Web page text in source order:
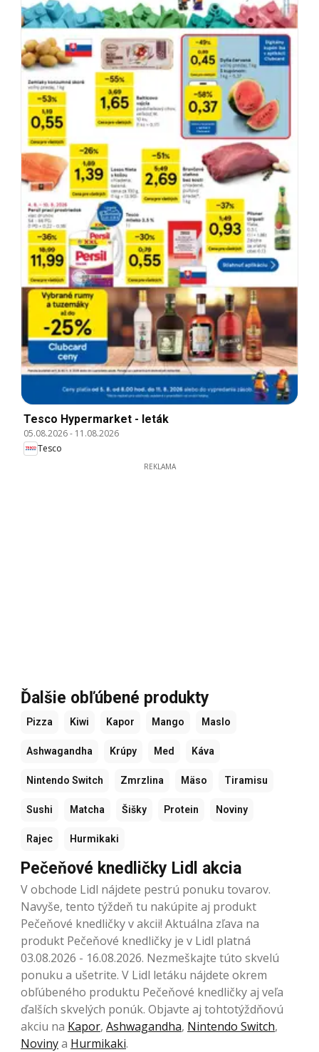
Tesco Hypermarket - leták
05.08.2026- 11.08.2026
Tesco
REKLAMA
Ďalšie obľúbené produkty
Pizza Kiwi Kapor Mango Maslo
Ashwagandha Krúpy Med Káva
Nintendo Switch Zmrzlina Mäso Tiramisu
Sushi Matcha Šišky Protein Noviny
Rajec Hurmikaki
Pečeňové knedličky Lidl akcia
V obchode Lidl nájdete pestrú ponuku tovarov.
Navyše, tento týždeň tu nakúpite aj produkt
Pečeňové knedličky v akcii! Aktuálna zľava na
produkt Pečeňové knedličky je v Lidl platná
03.08.2026 - 16.08.2026. Nezmeškajte túto skvelú
ponuku a ušetrite. V Lidl letáku nájdete okrem
obľúbeného produktu Pečeňové knedličky aj veľa
ďalších skvelých ponúk. Objavte aj tohtotýždňovú
akciu na Kapor, Ashwagandha, Nintendo Switch,
Novinya Hurmikaki.